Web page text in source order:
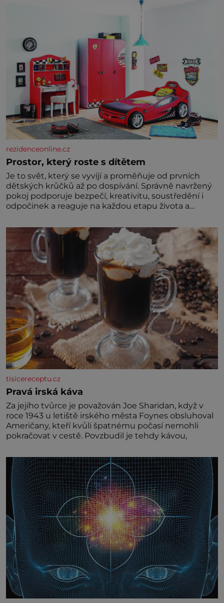
rezidenceonline.cz
Prostor, který roste s dítětem
Je to svět, který se vyvíjí a proměňuje od prvních
dětských krůčků až po dospívání. Správně navržený
pokoj podporuje bezpečí, kreativitu, soustředění i
odpočinek a reaguje na každou etapu života a
jednoduchost, měkkost a bezpečí, proto by pokoj
miminka měl působit především klidně a útulně.
Předškolní věk je
tisicereceptu.cz
Pravá irská káva
Za jejího tvůrce je považován Joe Sharidan, když v
roce 1943 u letiště irského města Foynes obsluhoval
Američany, kteří kvůli špatnému počasí nemohli
pokračovat v cestě. Povzbudil je tehdy kávou,